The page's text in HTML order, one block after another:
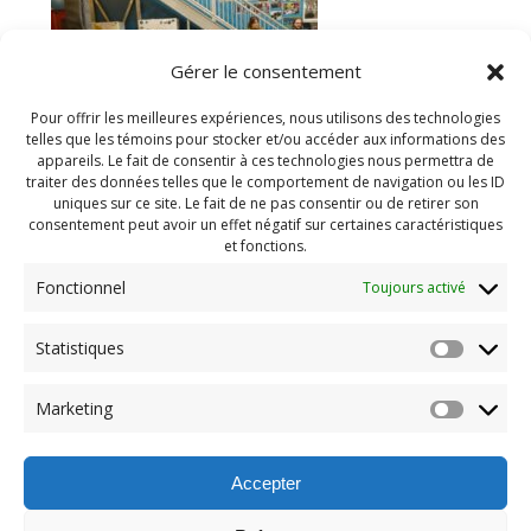
Gérer le consentement
Pour offrir les meilleures expériences, nous utilisons des technologies
telles que les témoins pour stocker et/ou accéder aux informations des
appareils. Le fait de consentir à ces technologies nous permettra de
traiter des données telles que le comportement de navigation ou les ID
uniques sur ce site. Le fait de ne pas consentir ou de retirer son
consentement peut avoir un effet négatif sur certaines caractéristiques
et fonctions.
Fonctionnel Toujours activé
Statistiques
Marketing
Accepter
Navigation
de
l'article
Previous
Gala Meritas 2025 (42)